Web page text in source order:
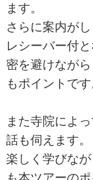
ます。
さらに案内が
レシーバー付
密を避けなが
もポイントです
また寺院によ
話も伺えます。
楽しく学びな